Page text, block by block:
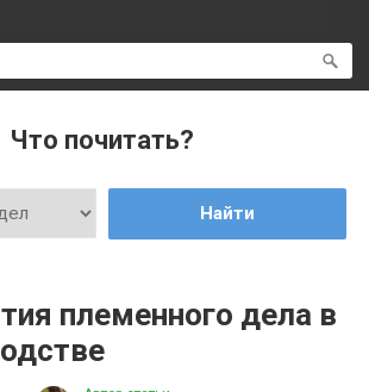
Что почитать?
Найти
племенного дела в